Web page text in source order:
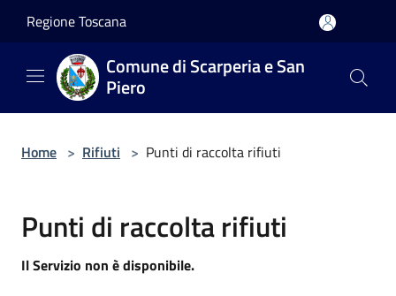
Regione Toscana
Comune di Scarperia e San
Piero
Home > Rifiuti > Punti di raccolta rifiuti
Punti di raccolta rifiuti
Il Servizio non è disponibile.